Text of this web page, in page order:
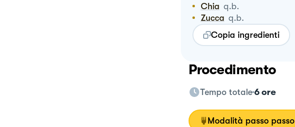
Chia q.b.
Zucca q.b.
Copia ingredienti
Procedimento
Tempo totale 6 ore
Modalità passo passo